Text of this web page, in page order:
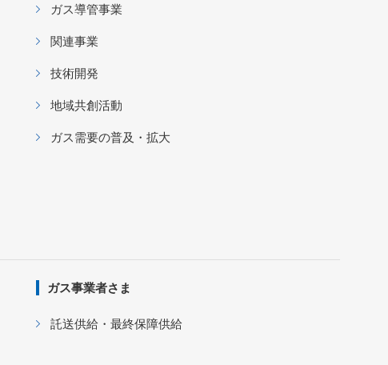
ガス導管事業
関連事業
技術開発
地域共創活動
ガス需要の普及・拡大
ガス事業者さま
託送供給・最終保障供給